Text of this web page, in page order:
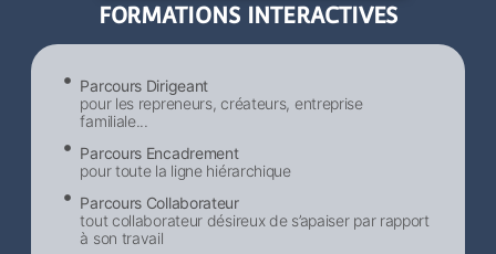
FORMATIONS INTERACTIVES
Parcours Dirigeant
pour les repreneurs, créateurs, entreprise
familiale...
Parcours Encadrement
pour toute la ligne hiérarchique
Parcours Collaborateur
tout collaborateur désireux de s’apaiser par rapport
à son travail